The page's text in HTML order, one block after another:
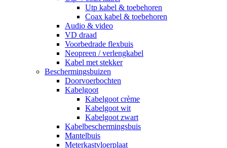
Utp kabel & toebehoren
Coax kabel & toebehoren
Audio & video
VD draad
Voorbedrade flexbuis
Neopreen / verlengkabel
Kabel met stekker
Beschermingsbuizen
Doorvoerbochten
Kabelgoot
Kabelgoot crème
Kabelgoot wit
Kabelgoot zwart
Kabelbeschermingsbuis
Mantelbuis
Meterkastvloerplaat